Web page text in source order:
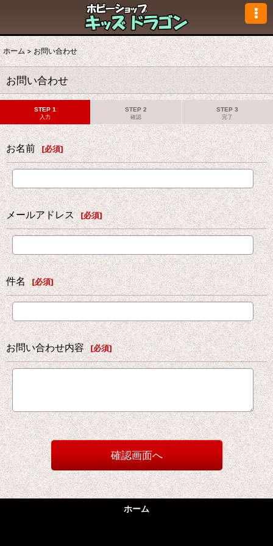
ホーム > お問い合わせ
お問い合わせ
STEP 1
入力
STEP 2
確認
STEP 3
完了
お名前 [必須]
メールアドレス [必須]
件名 [必須]
お問い合わせ内容 [必須]
確認画面へ
ホーム